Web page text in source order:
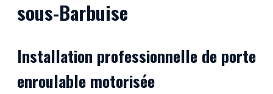
sous-Barbuise
Installation professionnelle de porte
enroulable motorisée